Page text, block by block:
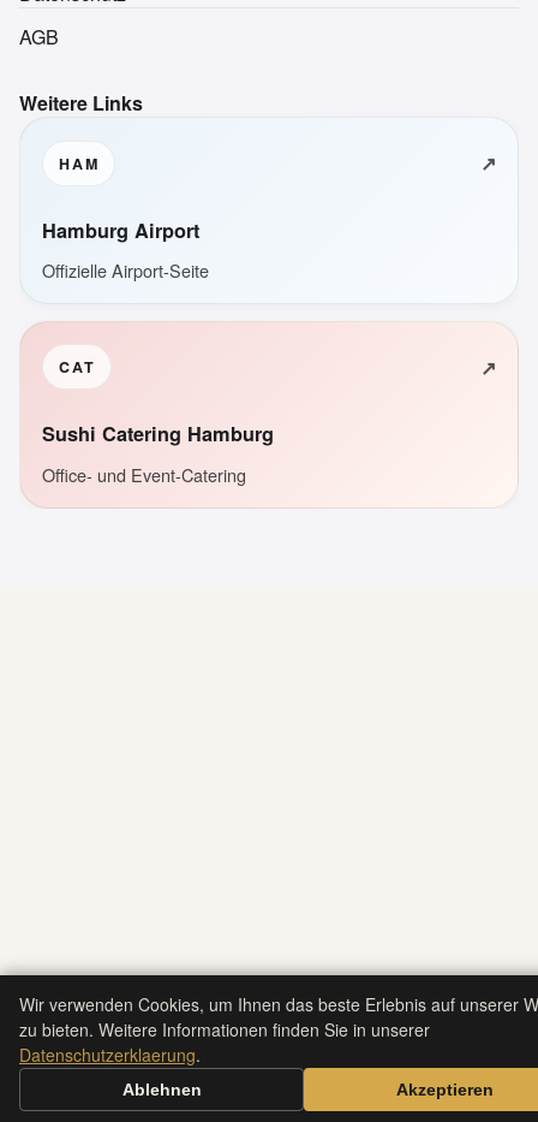
AGB
Weitere Links
HAM ↗
Hamburg Airport
Offizielle Airport-Seite
CAT ↗
Sushi Catering Hamburg
Office- und Event-Catering
Wir verwenden Cookies, um Ihnen das beste Erlebnis auf unserer
zu bieten. Weitere Informationen finden Sie in unserer
Datenschutzerklaerung.
Ablehnen Akzeptieren